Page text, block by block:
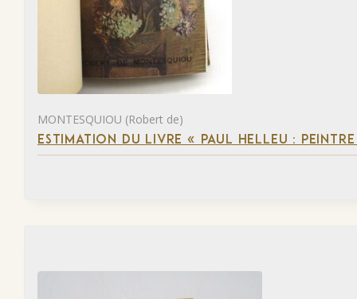
MONTESQUIOU (Robert de)
ESTIMATION DU LIVRE « PAUL HELLEU :